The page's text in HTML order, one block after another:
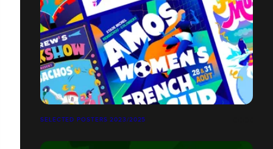
SELECTED POSTERS 2023/2025